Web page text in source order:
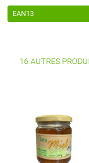
EAN13
16 AUTRES